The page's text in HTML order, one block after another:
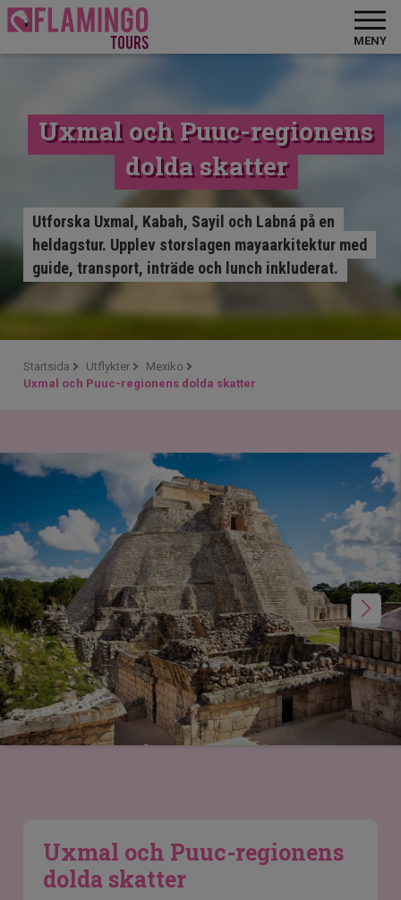
MENY
Uxmal och Puuc-regionens
dolda skatter
Utforska Uxmal, Kabah, Sayil och Labná på en
heldagstur. Upplev storslagen mayaarkitektur med
guide, transport, inträde och lunch inkluderat.
Startsida Utflykter
Mexiko
Uxmal och Puuc-regionens dolda skatter
Uxmal och Puuc-regionens
dolda skatter